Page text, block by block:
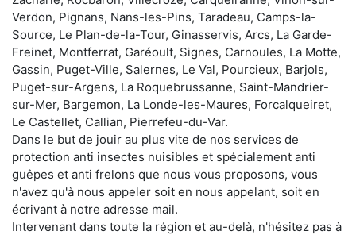
Verdon, Pignans, Nans-les-Pins, Taradeau, Camps-la-
Source, Le Plan-de-la-Tour, Ginasservis, Arcs, La Garde-
Freinet, Montferrat, Garéoult, Signes, Carnoules, La Motte,
Gassin, Puget-Ville, Salernes, Le Val, Pourcieux, Barjols,
Puget-sur-Argens, La Roquebrussanne, Saint-Mandrier-
sur-Mer, Bargemon, La Londe-les-Maures, Forcalqueiret,
Le Castellet, Callian, Pierrefeu-du-Var.
Dans le but de jouir au plus vite de nos services de
protection anti insectes nuisibles et spécialement anti
guêpes et anti frelons que nous vous proposons, vous
n'avez qu'à nous appeler soit en nous appelant, soit en
écrivant à notre adresse mail.
Intervenant dans toute la région et au-delà, n'hésitez pas à